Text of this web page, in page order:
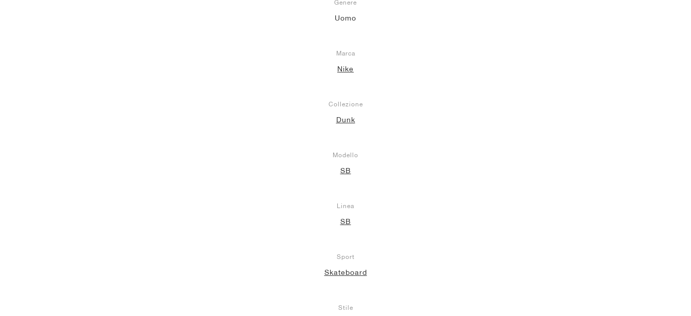
Genere
Uomo
Marca
Nike
Collezione
Dunk
Modello
SB
Linea
SB
Sport
Skateboard
Stile